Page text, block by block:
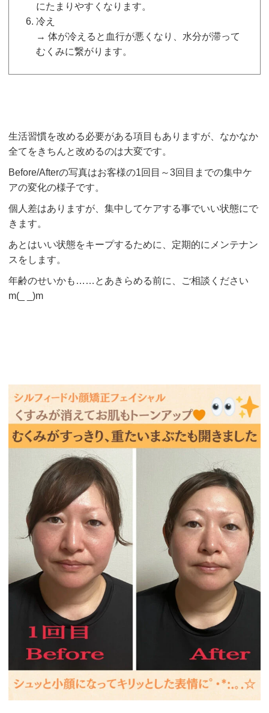
にたまりやすくなります。
冷え
→ 体が冷えると血行が悪くなり、水分が滞って
むくみに繋がります。
生活習慣を改める必要がある項目もありますが、なかなか
全てをきちんと改めるのは大変です。
Before/Afterの写真はお客様の1回目～3回目までの集中ケ
アの変化の様子です。
個人差はありますが、集中してケアする事でいい状態にで
きます。
あとはいい状態をキープするために、定期的にメンテナン
スをします。
年齢のせいかも……とあきらめる前に、ご相談ください
m(_ _)m